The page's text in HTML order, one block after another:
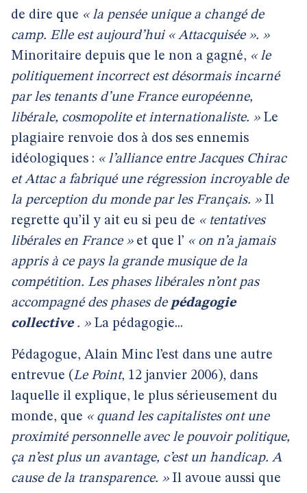
de dire que « la pensée unique a changé de
camp. Elle est aujourd’hui « Attacquisée ». »
Minoritaire depuis que le non a gagné, « le
politiquement incorrect est désormais incarné
par les tenants d’une France européenne,
libérale, cosmopolite et internationaliste. »Le
plagiaire renvoie dos à dos ses ennemis
idéologiques : « l’alliance entre Jacques Chirac
et Attac a fabriqué une régression incroyable de
la perception du monde par les Français. »Il
regrette qu’il y ait eu si peu de « tentatives
libérales en France » et que l’ « on n’a jamais
appris à ce pays la grande musique de la
compétition. Les phases libérales n’ont pas
accompagné des phases de pédagogie
collective . » La pédagogie...
Pédagogue, Alain Minc l’est dans une autre
entrevue (Le Point, 12 janvier 2006), dans
laquelle il explique, le plus sérieusement du
monde, que « quand les capitalistes ont une
proximité personnelle avec le pouvoir politique,
ça n’est plus un avantage, c’est un handicap. A
cause de la transparence. »Il avoue aussi que